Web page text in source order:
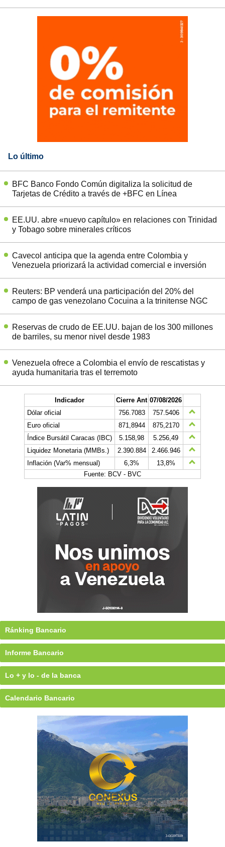
Lo último
BFC Banco Fondo Común digitaliza la solicitud de
Tarjetas de Crédito a través de +BFC en Línea
EE.UU. abre «nuevo capítulo» en relaciones con Trinidad
y Tobago sobre minerales críticos
Cavecol anticipa que la agenda entre Colombia y
Venezuela priorizará la actividad comercial e inversión
Reuters: BP venderá una participación del 20% del
campo de gas venezolano Cocuina a la trinitense NGC
Reservas de crudo de EE.UU. bajan de los 300 millones
de barriles, su menor nivel desde 1983
Venezuela ofrece a Colombia el envío de rescatistas y
ayuda humanitaria tras el terremoto
Indicador Cierre Ant 07/08/2026
Dólar oficial
756.7083
757.5406
Euro oficial
871,8944
875,2170
Índice Bursátil Caracas (IBC)
5.158,98
5.256,49
Liquidez Monetaria (MMBs.)
2.390.884
2.466.946
Inflación (Var% mensual)
6,3%
13,8%
Fuente: BCV - BVC
Ránking Bancario
Informe Bancario
Lo + y lo - de la banca
Calendario Bancario